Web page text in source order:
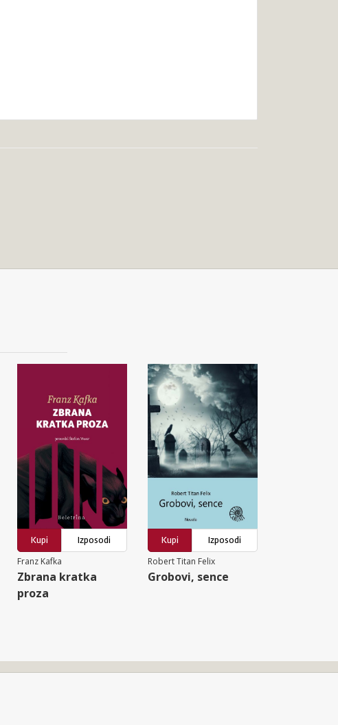
Kupi
Izposodi
Franz Kafka
Zbrana kratka
proza
Kupi
Izposodi
Robert Titan Felix
Grobovi, sence